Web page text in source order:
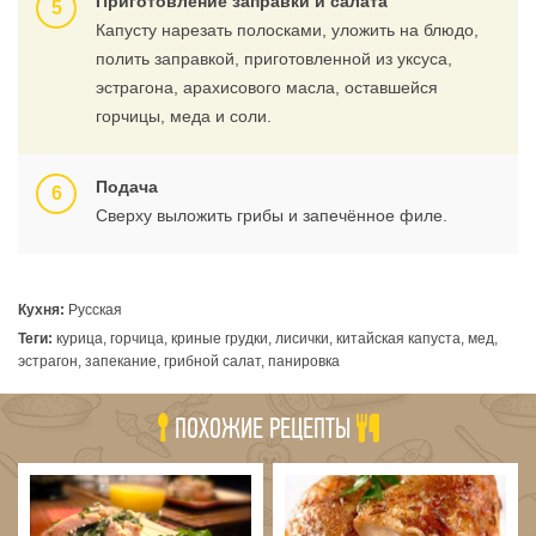
Капусту нарезать полосками, уложить на блюдо,
полить заправкой, приготовленной из уксуса,
эстрагона, арахисового масла, оставшейся
горчицы, меда и соли.
Подача
Сверху выложить грибы и запечённое филе.
Кухня: Русская
Теги: курица, горчица, криные грудки, лисички, китайская капуста, мед,
эстрагон, запекание, грибной салат, панировка
ПОХОЖИЕ РЕЦЕПТЫ